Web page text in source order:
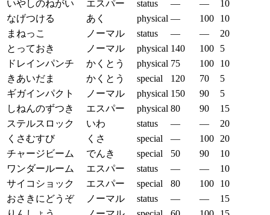
いやしのねがい
エスパー status — —
10
なげつける
あく physical — 100
10
まねっこ
ノーマル status — —
20
とっておき
ノーマル physical 140 100
5
ドレインパンチ
かくとう physical 75 100
10
きあいだま
かくとう special 120 70
5
ギガインパクト
ノーマル physical 150 90
5
しねんのずつき
エスパー physical 80 90
15
ステルスロック
いわ status — —
20
くさむすび
くさ special — 100
20
チャージビーム
でんき special 50 90
10
ワンダールーム
エスパー status — —
10
サイコショック
エスパー special 80 100
10
おさきにどうぞ
ノーマル status — —
15